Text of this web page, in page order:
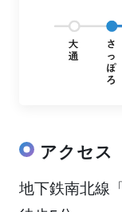
アクセス
地下鉄南北線